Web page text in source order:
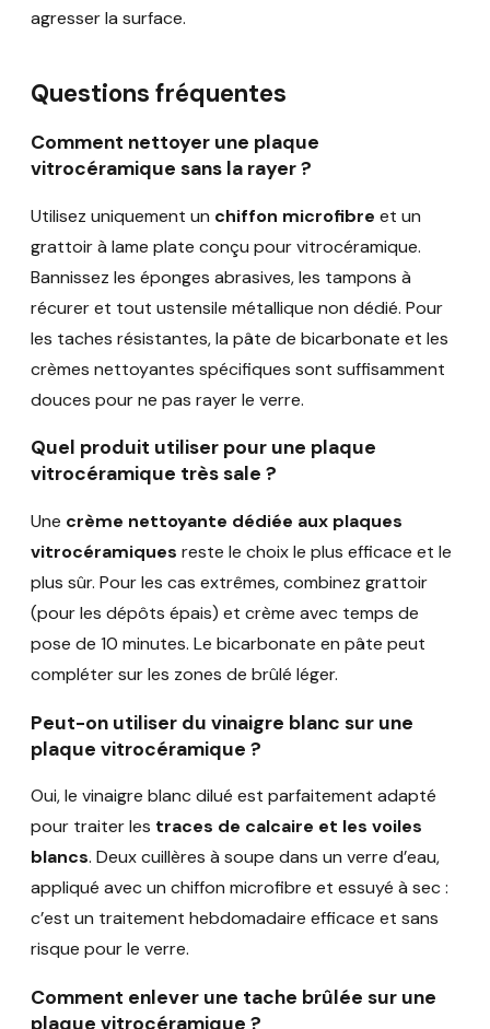
agresser la surface.
Questions fréquentes
Comment nettoyer une plaque
vitrocéramique sans la rayer ?
Utilisez uniquement un chiffon microfibre et un
grattoir à lame plate conçu pour vitrocéramique.
Bannissez les éponges abrasives, les tampons à
récurer et tout ustensile métallique non dédié. Pour
les taches résistantes, la pâte de bicarbonate et les
crèmes nettoyantes spécifiques sont suffisamment
douces pour ne pas rayer le verre.
Quel produit utiliser pour une plaque
vitrocéramique très sale ?
Une crème nettoyante dédiée aux plaques
vitrocéramiques reste le choix le plus efficace et le
plus sûr. Pour les cas extrêmes, combinez grattoir
(pour les dépôts épais) et crème avec temps de
pose de 10 minutes. Le bicarbonate en pâte peut
compléter sur les zones de brûlé léger.
Peut-on utiliser du vinaigre blanc sur une
plaque vitrocéramique ?
Oui, le vinaigre blanc dilué est parfaitement adapté
pour traiter les traces de calcaire et les voiles
blancs. Deux cuillères à soupe dans un verre d’eau,
appliqué avec un chiffon microfibre et essuyé à sec :
c’est un traitement hebdomadaire efficace et sans
risque pour le verre.
Comment enlever une tache brûlée sur une
plaque vitrocéramique ?